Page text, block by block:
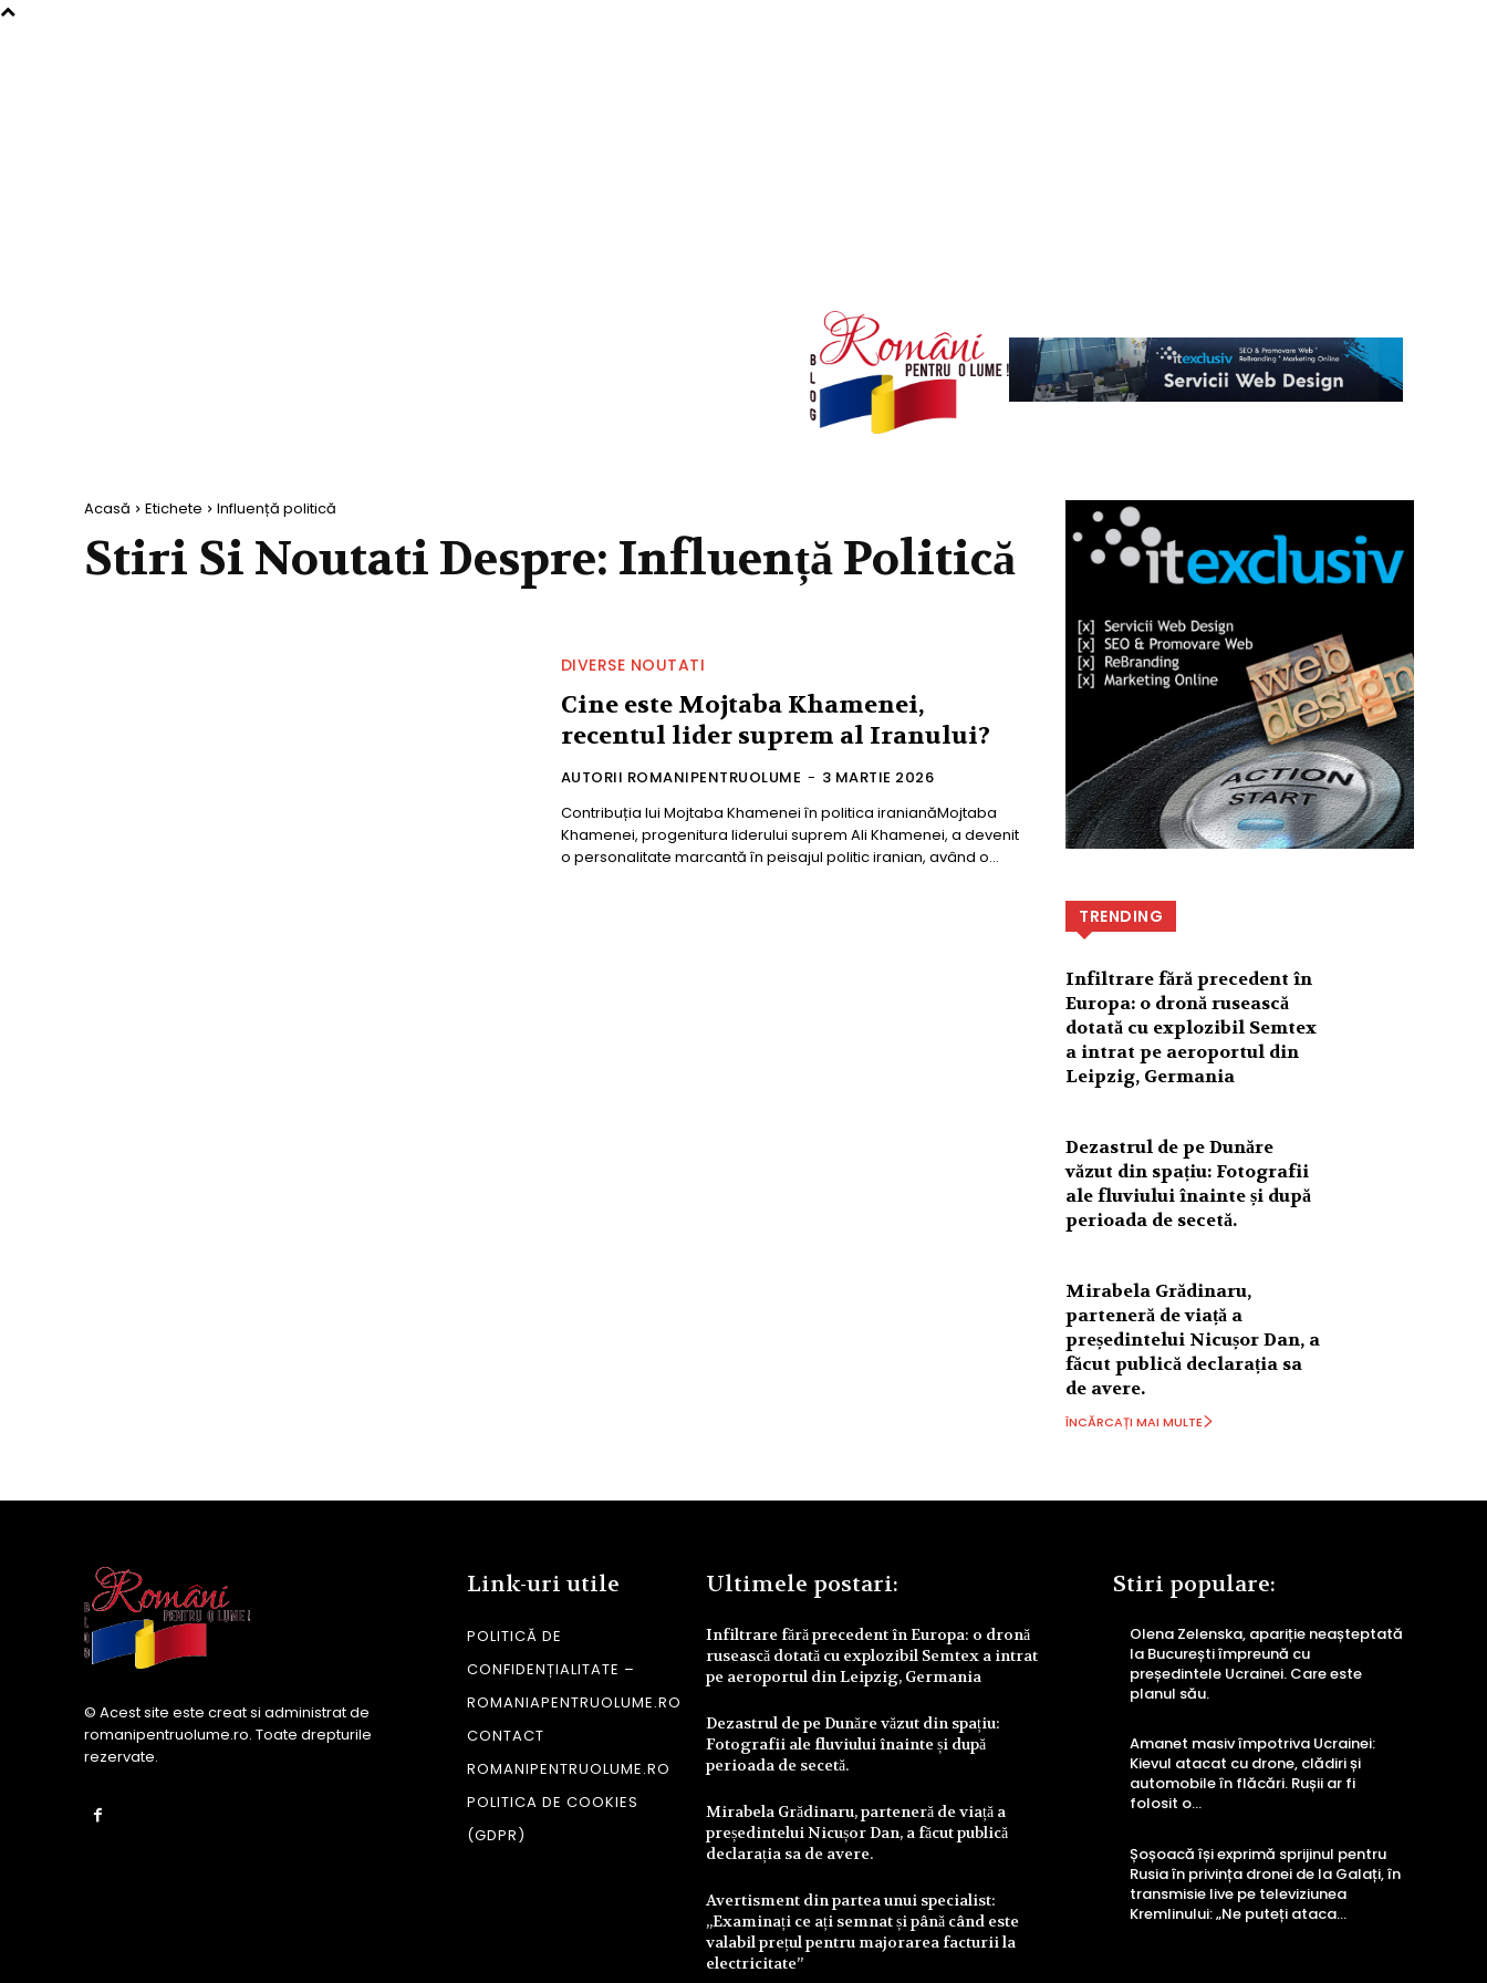
Acasă Etichete Influență politică
Stiri Si Noutati Despre: Influență Politică
DIVERSE NOUTATI
Cine este Mojtaba Khamenei,
recentul lider suprem al Iranului?
AUTORII ROMANIPENTRUOLUME - 3 MARTIE 2026
Contribuția lui Mojtaba Khamenei în politica iranianăMojtaba
Khamenei, progenitura liderului suprem Ali Khamenei, a devenit
o personalitate marcantă în peisajul politic iranian, având o...
TRENDING
Infiltrare fără precedent în
Europa: o dronă rusească
dotată cu explozibil Semtex
a intrat pe aeroportul din
Leipzig, Germania
Dezastrul de pe Dunăre
văzut din spațiu: Fotografii
ale fluviului înainte și după
perioada de secetă.
Mirabela Grădinaru,
parteneră de viață a
președintelui Nicușor Dan, a
făcut publică declarația sa
de avere.
ÎNCĂRCAȚI MAI MULTE
© Acest site este creat si administrat de
romanipentruolume.ro. Toate drepturile
rezervate.
Link-uri utile
POLITICĂ DE
CONFIDENȚIALITATE –
ROMANIAPENTRUOLUME.RO
CONTACT
ROMANIPENTRUOLUME.RO
POLITICA DE COOKIES
(GDPR)
Ultimele postari:
Infiltrare fără precedent în Europa: o dronă
rusească dotată cu explozibil Semtex a intrat
pe aeroportul din Leipzig, Germania
Dezastrul de pe Dunăre văzut din spațiu:
Fotografii ale fluviului înainte și după
perioada de secetă.
Mirabela Grădinaru, parteneră de viață a
președintelui Nicușor Dan, a făcut publică
declarația sa de avere.
Avertisment din partea unui specialist:
„Examinați ce ați semnat și până când este
valabil prețul pentru majorarea facturii la
electricitate”
Stiri populare:
Olena Zelenska, apariție neașteptată
la București împreună cu
președintele Ucrainei. Care este
planul său.
Amanet masiv împotriva Ucrainei:
Kievul atacat cu drone, clădiri și
automobile în flăcări. Rușii ar fi
folosit o…
Șoșoacă își exprimă sprijinul pentru
Rusia în privința dronei de la Galați, în
transmisie live pe televiziunea
Kremlinului: „Ne puteți ataca…